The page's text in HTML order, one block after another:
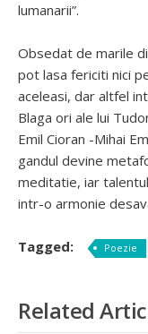
lumanarii”.
Obsedat de marile
pot lasa fericiti nici
aceleasi, dar altfel
Blaga ori ale lui
Emil Cioran -Mihai
gandul devine
meditatie, iar
intr-o armonie
Tagged: Poezie
Related